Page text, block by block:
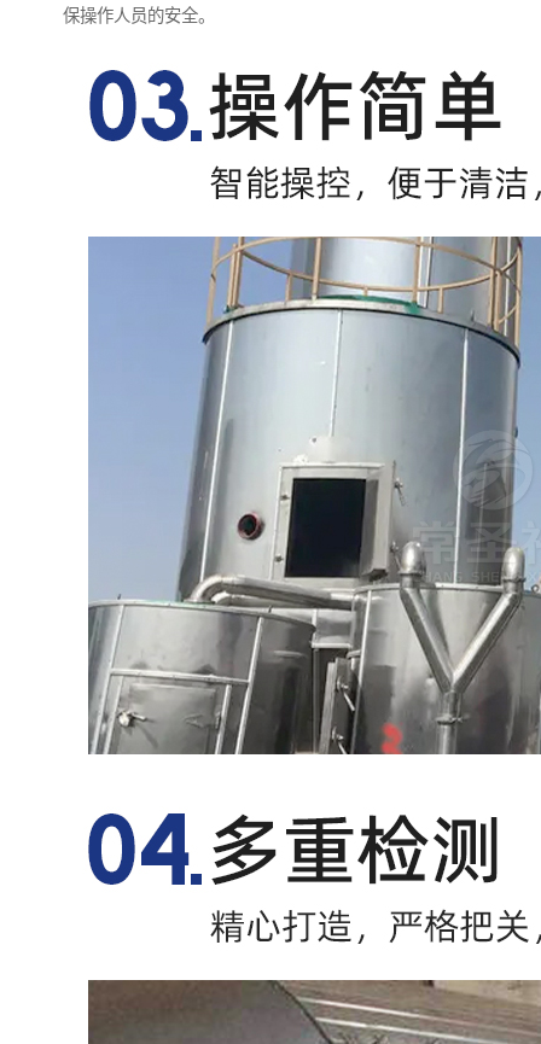
保操作人员的安全。